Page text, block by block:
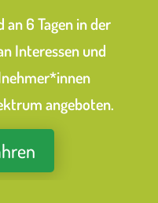
an 6 Tagen in der
Interessen und
angeboten.